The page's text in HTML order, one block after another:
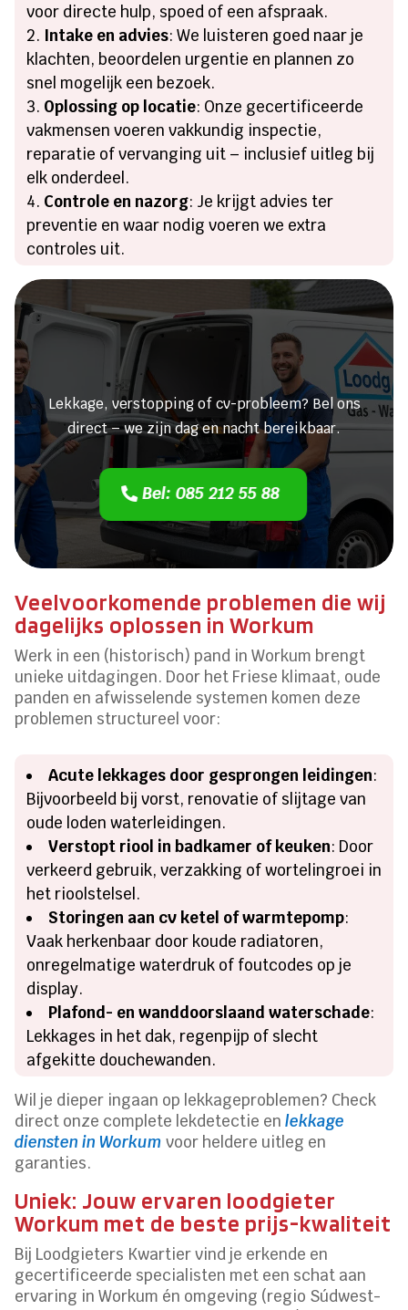
voor directe hulp, spoed of een afspraak.
Intake en advies: We luisteren goed naar je
klachten, beoordelen urgentie en plannen zo
snel mogelijk een bezoek.
Oplossing op locatie: Onze gecertificeerde
vakmensen voeren vakkundig inspectie,
reparatie of vervanging uit – inclusief uitleg bij
elk onderdeel.
Controle en nazorg: Je krijgt advies ter
preventie en waar nodig voeren we extra
controles uit.
Heeft u een lekkage of een
verstopping?
Lekkage, verstopping of cv-probleem? Bel ons
direct – we zijn dag en nacht bereikbaar.
Bel: 085 212 55 88
Veelvoorkomende problemen die wij
dagelijks oplossen in Workum
Werk in een (historisch) pand in Workum brengt
unieke uitdagingen. Door het Friese klimaat, oude
panden en afwisselende systemen komen deze
problemen structureel voor:
Acute lekkages door gesprongen leidingen:
Bijvoorbeeld bij vorst, renovatie of slijtage van
oude loden waterleidingen.
Verstopt riool in badkamer of keuken: Door
verkeerd gebruik, verzakking of wortelingroei in
het rioolstelsel.
Storingen aan cv ketel of warmtepomp:
Vaak herkenbaar door koude radiatoren,
onregelmatige waterdruk of foutcodes op je
display.
Plafond- en wanddoorslaand waterschade:
Lekkages in het dak, regenpijp of slecht
afgekitte douchewanden.
Wil je dieper ingaan op lekkageproblemen? Check
direct onze complete lekdetectie enlekkage
diensten in Workum voor heldere uitleg en
garanties.
Uniek: Jouw ervaren loodgieter
Workum met de beste prijs-kwaliteit
Bij Loodgieters Kwartier vind je erkende en
gecertificeerde specialisten met een schat aan
ervaring in Workum én omgeving (regio Súdwest-